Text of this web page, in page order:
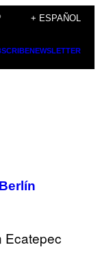
+ ESPAÑOL
NEWSLETTER